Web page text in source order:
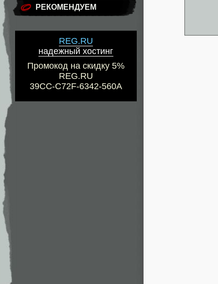
РЕКОМЕНДУЕМ
REG.RU
надежный хостинг
Промокод на скидку 5%
REG.RU
39CC-C72F-6342-560A